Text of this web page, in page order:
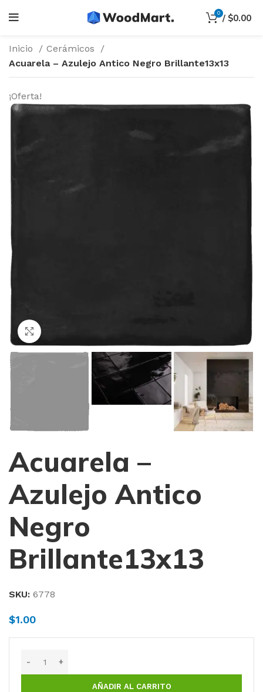
0 / $0.00
Inicio
Cerámicos
Acuarela – Azulejo Antico Negro Brillante13x13
¡Oferta!
Acuarela –
Azulejo Antico
Negro
Brillante13x13
SKU: 6778
$1.00
AÑADIR AL CARRITO